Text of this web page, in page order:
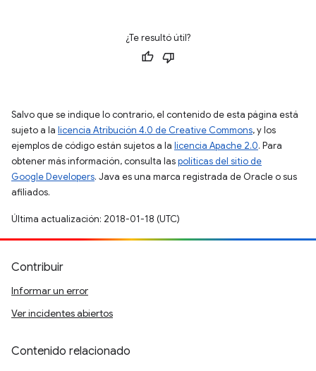
¿Te resultó útil?
Salvo que se indique lo contrario, el contenido de esta página está
sujeto a la licencia Atribución 4.0 de Creative Commons, y los
ejemplos de código están sujetos a la licencia Apache 2.0. Para
obtener más información, consulta laspolíticas del sitio de
Google Developers. Java es una marca registrada de Oracle o sus
afiliados.
Última actualización: 2018-01-18 (UTC)
Contribuir
Informar un error
Ver incidentes abiertos
Contenido relacionado